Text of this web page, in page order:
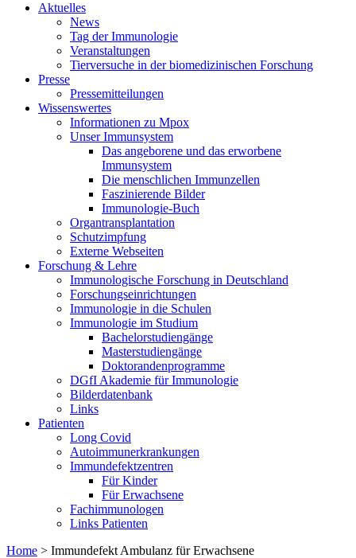
Aktuelles
News
Tag der Immunologie
Veranstaltungen
Tierversuche in der biomedizinischen Forschung
Presse
Pressemitteilungen
Wissenswertes
Informationen zu Mpox
Unser Immunsystem
Das angeborene und das erworbene
Immunsystem
Die menschlichen Immunzellen
Faszinierende Bilder
Immunologie-Buch
Organtransplantation
Schutzimpfung
Externe Webseiten
Forschung & Lehre
Immunologische Forschung in Deutschland
Forschungseinrichtungen
Immunologie in die Schulen
Immunologie im Studium
Bachelorstudiengänge
Masterstudiengänge
Doktorandenprogramme
DGfI Akademie für Immunologie
Bilderdatenbank
Links
Patienten
Long Covid
Autoimmunerkrankungen
Immundefektzentren
Für Kinder
Für Erwachsene
Fachimmunologen
Links Patienten
Home > Immundefekt Ambulanz für Erwachsene